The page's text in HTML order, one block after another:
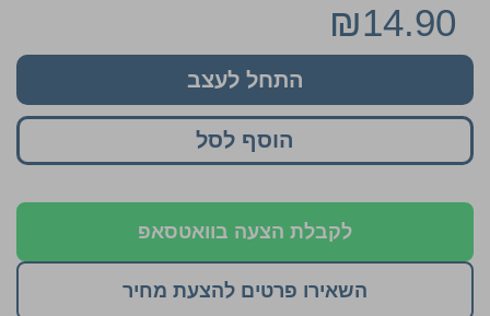
₪14.90
התחל לעצב
הוסף לסל
לקבלת הצעה בוואטסאפ
השאירו פרטים להצעת מחיר